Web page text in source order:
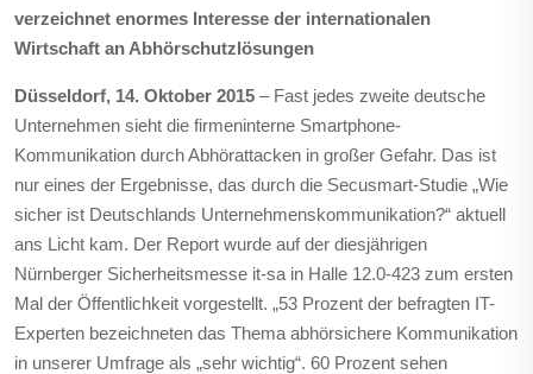
verzeichnet enormes Interesse der internationalen
Wirtschaft an Abhörschutzlösungen
Düsseldorf, 14. Oktober 2015 – Fast jedes zweite deutsche
Unternehmen sieht die firmeninterne Smartphone-
Kommunikation durch Abhörattacken in großer Gefahr. Das ist
nur eines der Ergebnisse, das durch die Secusmart-Studie „Wie
sicher ist Deutschlands Unternehmenskommunikation?“ aktuell
ans Licht kam. Der Report wurde auf der diesjährigen
Nürnberger Sicherheitsmesse it-sa in Halle 12.0-423 zum ersten
Mal der Öffentlichkeit vorgestellt. „53 Prozent der befragten IT-
Experten bezeichneten das Thema abhörsichere Kommunikation
in unserer Umfrage als „sehr wichtig“. 60 Prozent sehen